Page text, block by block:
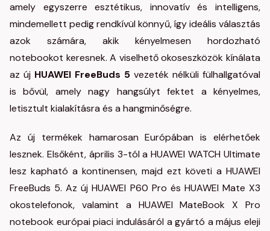
amely egyszerre esztétikus, innovatív és intelligens,
mindemellett pedig rendkívül könnyű, így ideális választás
azok számára, akik kényelmesen hordozható
notebookot keresnek. A viselhető okoseszközök kínálata
az új HUAWEI FreeBuds 5 vezeték nélküli fülhallgatóval
is bővül, amely nagy hangsúlyt fektet a kényelmes,
letisztult kialakításra és a hangminőségre.
Az új termékek hamarosan Európában is elérhetőek
lesznek. Elsőként, április 3-tól a HUAWEI WATCH Ultimate
lesz kapható a kontinensen, majd ezt követi a HUAWEI
FreeBuds 5. Az új HUAWEI P60 Pro és HUAWEI Mate X3
okostelefonok, valamint a HUAWEI MateBook X Pro
notebook európai piaci indulásáról a gyártó a május eleji